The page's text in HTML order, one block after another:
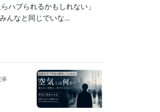
ハブられるかもしれない」
んなと同じでいな...